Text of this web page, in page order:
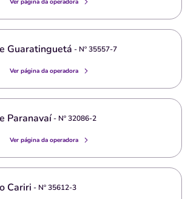
Ver página da operadora
Guaratinguetá - Nº35557-7
Ver página da operadora
Paranavaí- Nº32086-2
Ver página da operadora
Cariri - Nº35612-3